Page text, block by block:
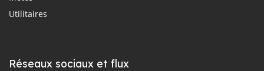
Utilitaires
Réseaux sociaux et flux